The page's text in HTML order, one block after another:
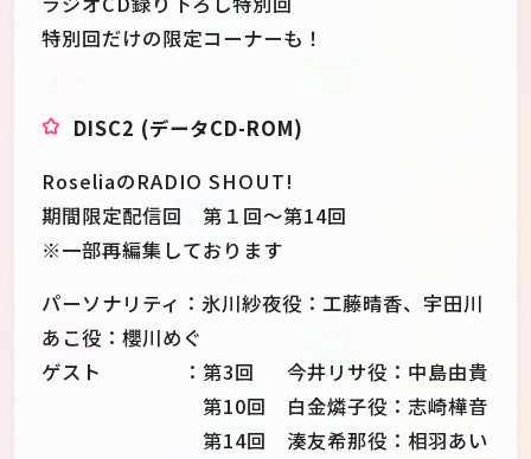
特別回だけの限定コーナーも！
DISC2 (データCD-ROM)
RoseliaのRADIO SHOUT!
期間限定配信回 第１回～第14回
※一部再編集しております
パーソナリティ：氷川紗夜役：工藤晴香、宇田川
あこ役：櫻川めぐ
ゲスト ：第3回 今井リサ役：中島由貴
第10回 白金燐子役：志崎樺音
第14回 湊友希那役：相羽あい